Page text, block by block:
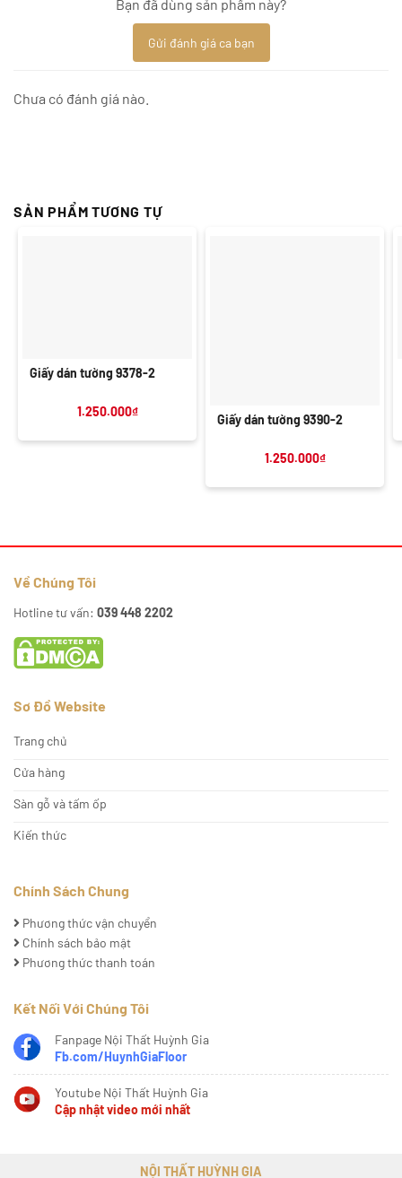
Bạn đã dùng sản phẩm này?
Gửi đánh giá ca bạn
Chưa có đánh giá nào.
SẢN PHẨM TƯƠNG TỰ
Giấy dán tường 9378-2
1.250.000₫
Giấy dán tường 9390-2
1.250.000₫
Về Chúng Tôi
Hotline tư vấn: 039 448 2202
Sơ Đồ Website
Trang chủ
Cửa hàng
Sàn gỗ và tấm ốp
Kiến thức
Chính Sách Chung
Phương thức vận chuyển
Chính sách bảo mật
Phương thức thanh toán
Kết Nối Với Chúng Tôi
Fanpage Nội Thất Huỳnh Gia
Fb.com/HuynhGiaFloor
Youtube Nội Thất Huỳnh Gia
Cập nhật video mới nhất
NỘI THẤT HUỲNH GIA